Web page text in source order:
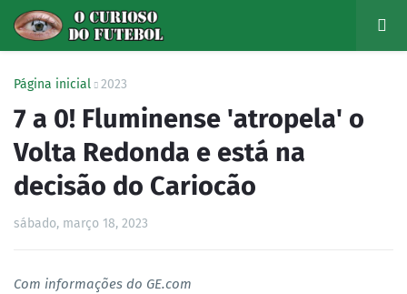
Página inicial 2023
7 a 0! Fluminense 'atropela' o
Volta Redonda e está na
decisão do Cariocão
sábado, março 18, 2023
Com informações do GE.com